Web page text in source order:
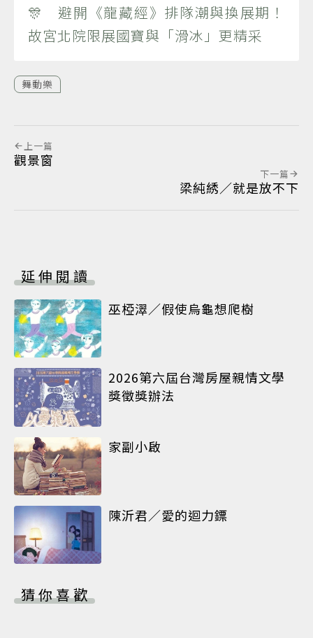
🎊 避開《龍藏經》排隊潮與換展期！
故宮北院限展國寶與「滑冰」更精采
舞動樂
上一篇
觀景窗
下一篇
梁純綉／就是放不下
延伸閱讀
巫椏濢／假使烏龜想爬樹
2026第六屆台灣房屋親情文學
獎徵獎辦法
家副小啟
陳沂君／愛的迴力鏢
猜你喜歡